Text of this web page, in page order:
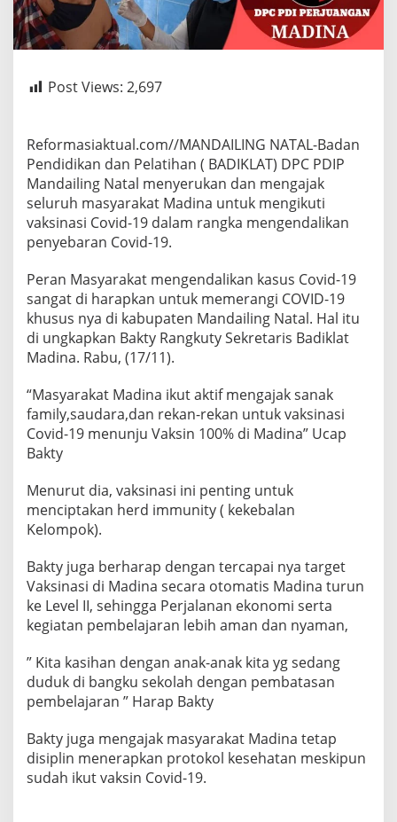
Post Views: 2,697
Reformasiaktual.com//MANDAILING NATAL-Badan
Pendidikan dan Pelatihan ( BADIKLAT) DPC PDIP
Mandailing Natal menyerukan dan mengajak
seluruh masyarakat Madina untuk mengikuti
vaksinasi Covid-19 dalam rangka mengendalikan
penyebaran Covid-19.
Peran Masyarakat mengendalikan kasus Covid-19
sangat di harapkan untuk memerangi COVID-19
khusus nya di kabupaten Mandailing Natal. Hal itu
di ungkapkan Bakty Rangkuty Sekretaris Badiklat
Madina. Rabu, (17/11).
“Masyarakat Madina ikut aktif mengajak sanak
family,saudara,dan rekan-rekan untuk vaksinasi
Covid-19 menunju Vaksin 100% di Madina” Ucap
Bakty
Menurut dia, vaksinasi ini penting untuk
menciptakan herd immunity ( kekebalan
Kelompok).
Bakty juga berharap dengan tercapai nya target
Vaksinasi di Madina secara otomatis Madina turun
ke Level II, sehingga Perjalanan ekonomi serta
kegiatan pembelajaran lebih aman dan nyaman,
” Kita kasihan dengan anak-anak kita yg sedang
duduk di bangku sekolah dengan pembatasan
pembelajaran ” Harap Bakty
Bakty juga mengajak masyarakat Madina tetap
disiplin menerapkan protokol kesehatan meskipun
sudah ikut vaksin Covid-19.